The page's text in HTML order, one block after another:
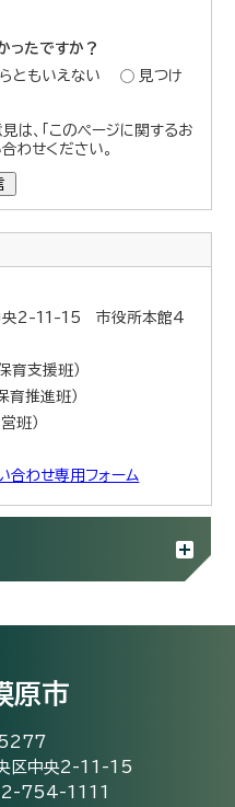
ったですか？
ともいえない
見つけ
は、「このページに関するお
わせください。
2-11-15 市役所本館4
支援班）
推進班）
班）
合わせ専用フォーム
原市
区中央2-11-15
754-1111